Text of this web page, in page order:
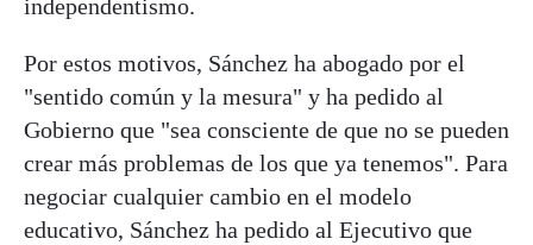
independentismo.
Por estos motivos, Sánchez ha abogado por el
"sentido común y la mesura" y ha pedido al
Gobierno que "sea consciente de que no se pueden
crear más problemas de los que ya tenemos". Para
negociar cualquier cambio en el modelo
educativo, Sánchez ha pedido al Ejecutivo que